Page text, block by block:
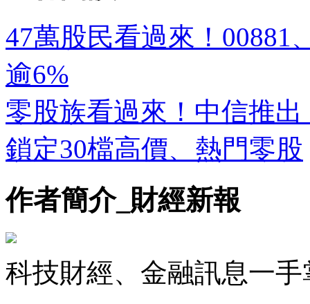
47萬股民看過來！00881
逾6%
零股族看過來！中信推
鎖定30檔高價、熱門零股
作者簡介_財經新報
科技財經、金融訊息一